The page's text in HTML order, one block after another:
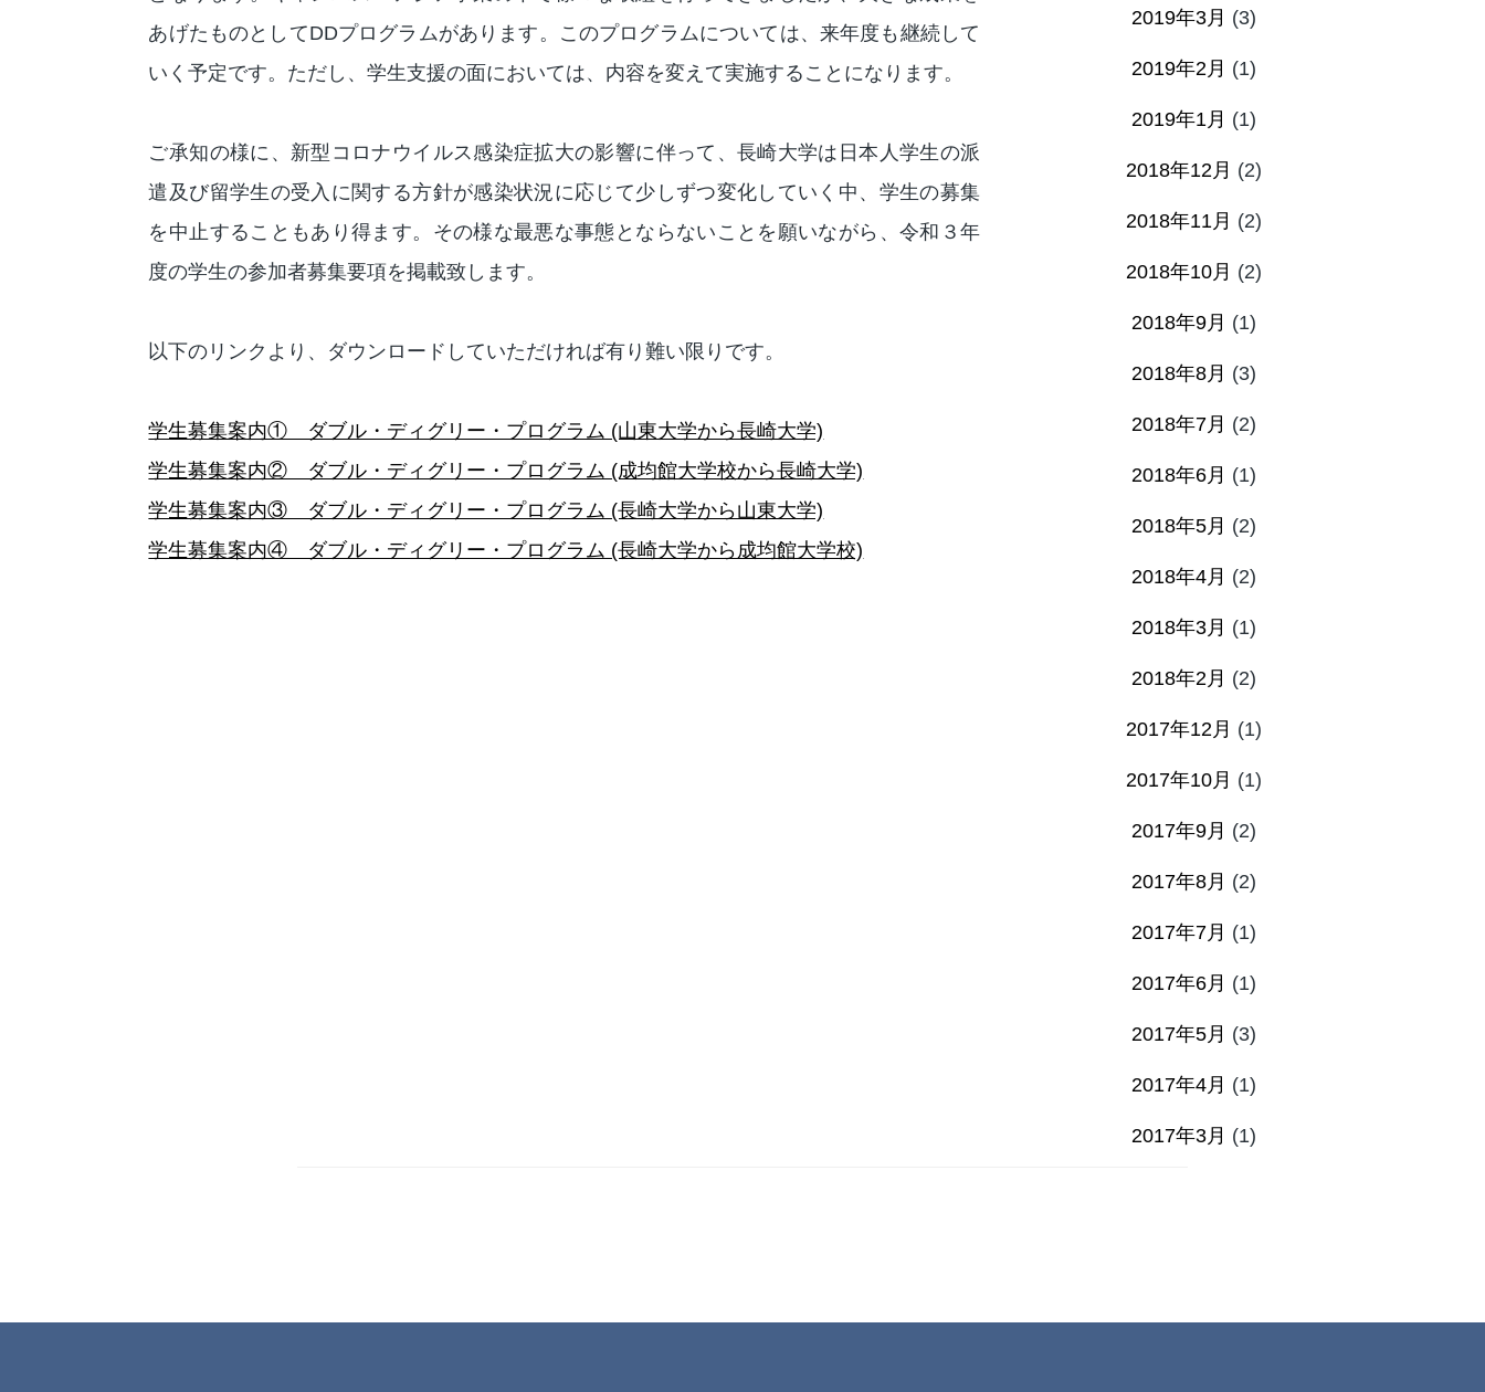
あげたものとしてDDプログラムがあります。このプログラムについては、来年度も継続して
いく予定です。ただし、学生支援の面においては、内容を変えて実施することになります。
ご承知の様に、新型コロナウイルス感染症拡大の影響に伴って、長崎大学は日本人学生の派
遣及び留学生の受入に関する方針が感染状況に応じて少しずつ変化していく中、学生の募集
を中止することもあり得ます。その様な最悪な事態とならないことを願いながら、令和３年
度の学生の参加者募集要項を掲載致します。
以下のリンクより、ダウンロードしていただければ有り難い限りです。
学生募集案内① ダブル・ディグリー・プログラム (山東大学から長崎大学)
学生募集案内② ダブル・ディグリー・プログラム (成均館大学校から長崎大学)
学生募集案内③ ダブル・ディグリー・プログラム (長崎大学から山東大学)
学生募集案内④ ダブル・ディグリー・プログラム (長崎大学から成均館大学校)
2019年3月 (3)
2019年2月 (1)
2019年1月 (1)
2018年12月 (2)
2018年11月 (2)
2018年10月 (2)
2018年9月 (1)
2018年8月 (3)
2018年7月 (2)
2018年6月 (1)
2018年5月 (2)
2018年4月 (2)
2018年3月 (1)
2018年2月 (2)
2017年12月 (1)
2017年10月 (1)
2017年9月 (2)
2017年8月 (2)
2017年7月 (1)
2017年6月 (1)
2017年5月 (3)
2017年4月 (1)
2017年3月 (1)